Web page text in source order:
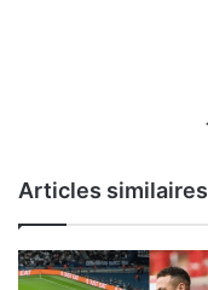
Articles similaires